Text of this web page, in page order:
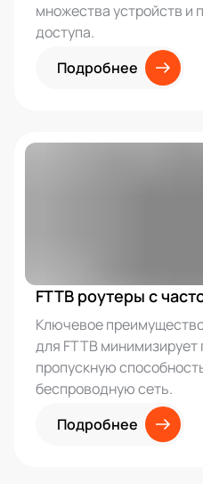
множества устройств и
доступа.
Подробнее
FTTB роутеры с
Ключевое
для FTTB
пропускную
беспроводную сеть.
Подробнее